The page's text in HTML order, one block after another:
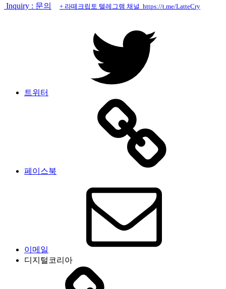
Inquiry : 문의 + 라떼크립토 텔레그램 채널 https://t.me/LatteCry
트위터
페이스북
이메일
디지털코리아